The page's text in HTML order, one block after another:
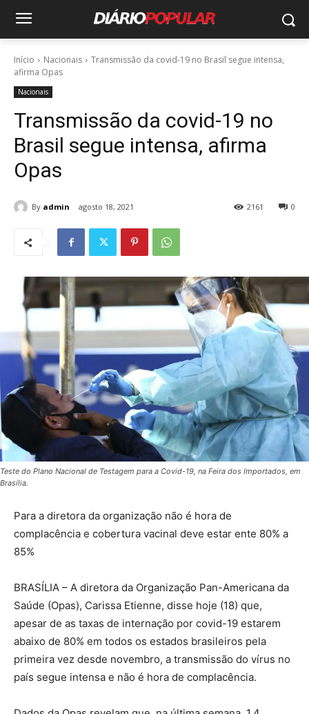
Início Nacionais
Transmissão da covid-19 no Brasil segue intensa,
afirma Opas
Nacionais
Transmissão da covid-19 no
Brasil segue intensa, afirma
Opas
By admin agosto 18, 2021 0
2161
Teste do Plano Nacional de Testagem para a Covid-19, na Feira dos Importados, em
Brasília.
Para a diretora da organização não é hora de
complacência e cobertura vacinal deve estar ente 80% a
85%
BRASÍLIA – A diretora da Organização Pan-Americana da
Saúde (Opas), Carissa Etienne, disse hoje (18) que,
apesar de as taxas de internação por covid-19 estarem
abaixo de 80% em todos os estados brasileiros pela
primeira vez desde novembro, a transmissão do vírus no
país segue intensa e não é hora de complacência.